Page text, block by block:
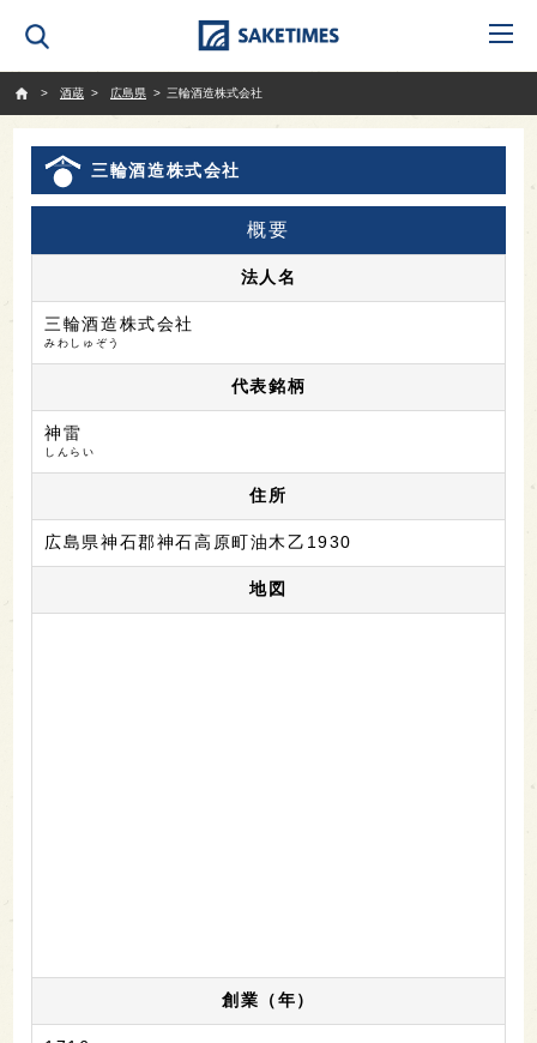
酒蔵
広島県 三輪酒造株式会社
三輪酒造株式会社
概要
法人名
三輪酒造株式会社
みわしゅぞう
代表銘柄
神雷
しんらい
住所
広島県神石郡神石高原町油木乙1930
地図
創業（年）